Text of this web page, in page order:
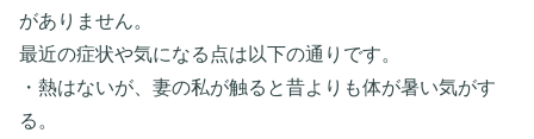
がありません。
最近の症状や気になる点は以下の通りです。
・熱はないが、妻の私が触ると昔よりも体が暑い気がす
る。